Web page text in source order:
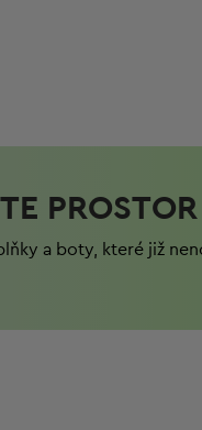
a boty, které již